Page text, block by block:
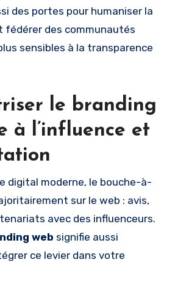
des portes pour humaniser la
fédérer des communautés
sensibles à la transparence
le branding
à l’influence et
digital moderne, le bouche-à-
sur le web : avis,
avec des influenceurs.
web signifie aussi
ce levier dans votre